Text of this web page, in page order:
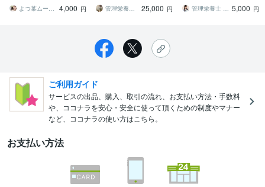
Canva自作
よつ葉ムービー
4,000 円
管理栄養士 ai mama
25,000 円
作
管理栄養士 由梨｜献立作成・記事・動画 5,000 円
ご利用ガイド
サービスの出品、購入、取引の流れ、お支払い方法・手数料
や、ココナラを安心・安全に使って頂くための制度やマナー
など、ココナラの使い方はこちら。
お支払い方法